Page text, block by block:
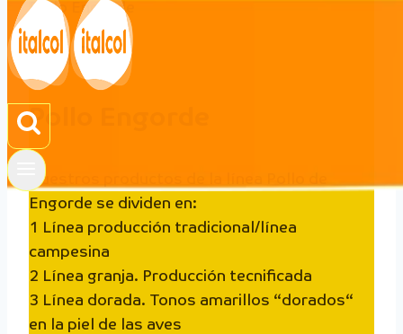
Pollo Engorde
LÍNEA
Pollo Engorde
Nuestros productos de la línea Pollo de
Engorde se dividen en:
1 Línea producción tradicional/línea
campesina
2 Línea granja. Producción tecnificada
3 Línea dorada. Tonos amarillos “dorados“
en la piel de las aves